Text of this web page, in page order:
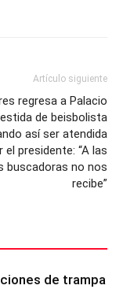
Artículo siguiente
regresa a Palacio
de beisbolista
así ser atendida
el presidente: “A las
buscadoras no nos
recibe”
de trampa